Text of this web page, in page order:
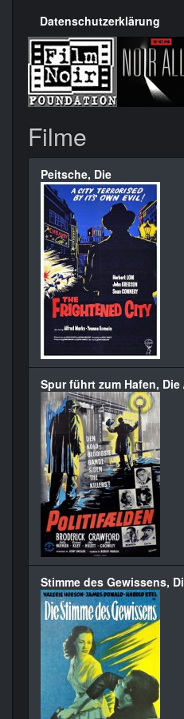
Datenschutzerklärung
Filme
Peitsche, Die
Spur führt zum Hafen, Die
Stimme des Gewissens,